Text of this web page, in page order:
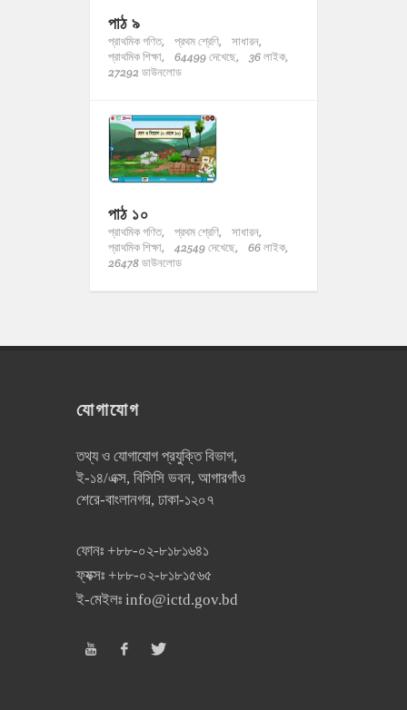
পাঠ ৯
প্রাথমিক গণিত, প্রথম শ্রেণি,
সাধারন,
প্রাথমিক শিক্ষা,
64499 দেখেছে,
36 লাইক,
27292 ডাউনলোড
পাঠ ১০
প্রাথমিক গণিত, প্রথম শ্রেণি,
সাধারন,
প্রাথমিক শিক্ষা,
42549 দেখেছে,
66 লাইক,
26478 ডাউনলোড
যোগাযোগ
তথ্য ও যোগাযোগ প্রযুক্তি বিভাগ,
ই-১৪/এক্স, বিসিসি ভবন, আগারগাঁও
শেরে-বাংলানগর, ঢাকা-১২০৭
ফোনঃ +৮৮-০২-৮১৮১৬৪১
ফ্যক্সঃ +৮৮-০২-৮১৮১৫৬৫
ই-মেইলঃ info@ictd.gov.bd